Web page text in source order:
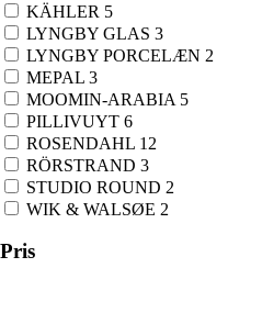
KÄHLER 5
LYNGBY GLAS 3
LYNGBY PORCELÆN 2
MEPAL 3
MOOMIN-ARABIA 5
PILLIVUYT 6
ROSENDAHL 12
RÖRSTRAND 3
STUDIO ROUND 2
WIK & WALSØE 2
Pris